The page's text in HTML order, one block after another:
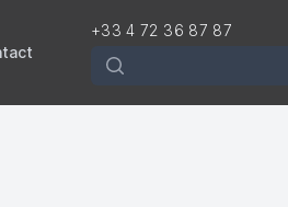
+33 4 72 36 87 87
Rechercher